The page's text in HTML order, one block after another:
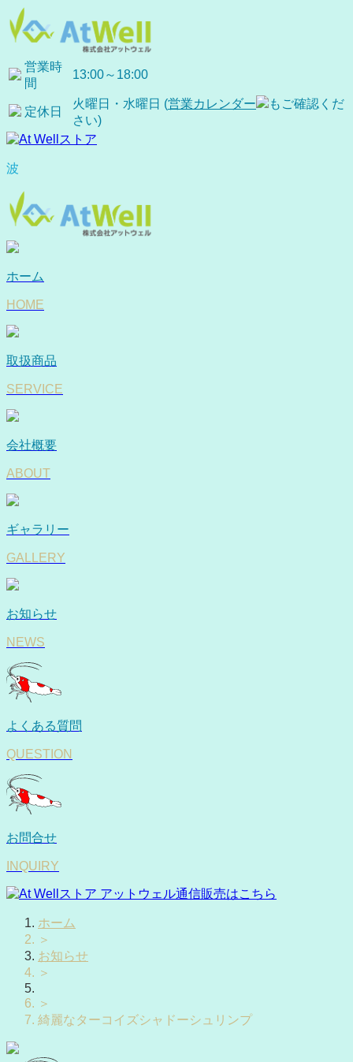
営業時
間
13:00～18:00
定休日
火曜日・水曜日 (営業カレンダー
もご確認くだ
さい)
波
ホーム
HOME
取扱商品
SERVICE
会社概要
ABOUT
ギャラリー
GALLERY
お知らせ
NEWS
よくある質問
QUESTION
お問合せ
INQUIRY
ホーム
＞
お知らせ
＞
＞
綺麗なターコイズシャドーシュリンプ